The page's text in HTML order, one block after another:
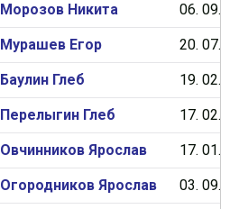
Морозов Никита 06. 09.
Мурашев Егор 20. 07.
Баулин Глеб 19. 02.
Перелыгин Глеб 17. 02.
Овчинников Ярослав 17. 01.
Огородников Ярослав 03. 09.